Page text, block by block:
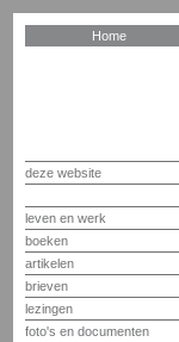
Home
deze website
leven en werk
boeken
artikelen
brieven
lezingen
foto's en documenten